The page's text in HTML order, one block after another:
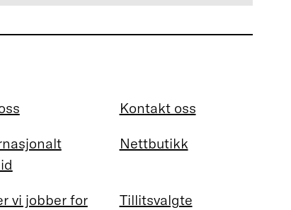
Kontakt oss
Nettbutikk
vi jobber for Tillitsvalgte